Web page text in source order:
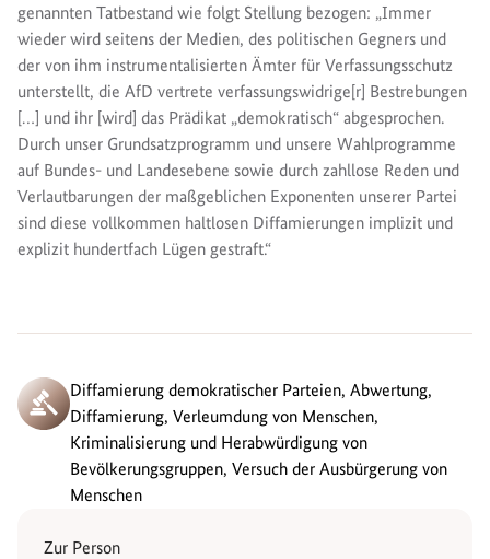
genannten Tatbestand wie folgt Stellung bezogen: „Immer
wieder wird seitens der Medien, des politischen Gegners und
der von ihm instrumentalisierten Ämter für Verfassungsschutz
unterstellt, die AfD vertrete verfassungswidrige[r] Bestrebungen
[…] und ihr [wird] das Prädikat „demokratisch“ abgesprochen.
Durch unser Grundsatzprogramm und unsere Wahlprogramme
auf Bundes- und Landesebene sowie durch zahllose Reden und
Verlautbarungen der maßgeblichen Exponenten unserer Partei
sind diese vollkommen haltlosen Diffamierungen implizit und
explizit hundertfach Lügen gestraft.“
Diffamierung demokratischer Parteien, Abwertung,
Diffamierung, Verleumdung von Menschen,
Kriminalisierung und Herabwürdigung von
Bevölkerungsgruppen, Versuch der Ausbürgerung von
Menschen
Zur Person